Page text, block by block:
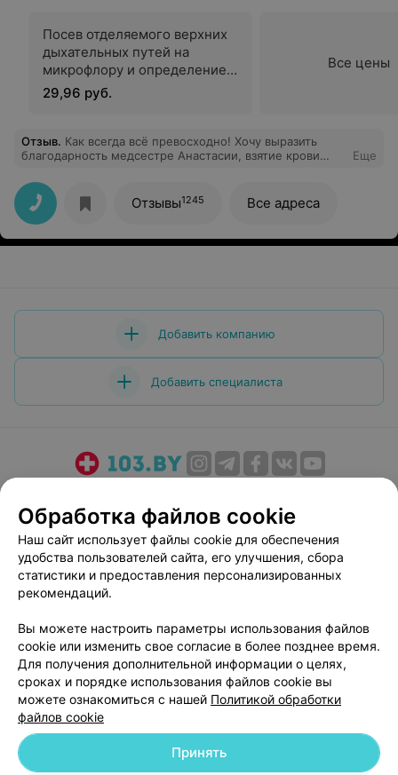
Посев отделяемого верхних
дыхательных путей на
микрофлору и определение
чувствительности к
антибиотикам
29,96 руб.
Все цены
Отзыв. Как всегда всё превосходно! Хочу выразить
благодарность медсестре Анастасии, взятие крови
Еще
Отзывы1245 Все адреса
Добавить компанию
Добавить специалиста
Медицинский маркетинг
Публичный договор
Пользовательское соглашение
Способы оплаты
Вакансии
Партнеры
Персональные настройки cookie
Обработка персональных данных
Обработка файлов cookie
Наш сайт использует файлы cookie для обеспечения
удобства пользователей сайта, его улучшения, сбора
статистики и предоставления персонализированных
рекомендаций.
Вы можете настроить параметры использования файлов
cookie или изменить свое согласие в более позднее время.
Для получения дополнительной информации о целях,
сроках и порядке использования файлов cookie вы
можете ознакомиться с нашей Политикой обработки
файлов cookie
Принять